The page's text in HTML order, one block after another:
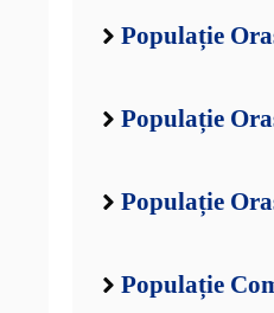
Populație
Populație
Populație
Populație